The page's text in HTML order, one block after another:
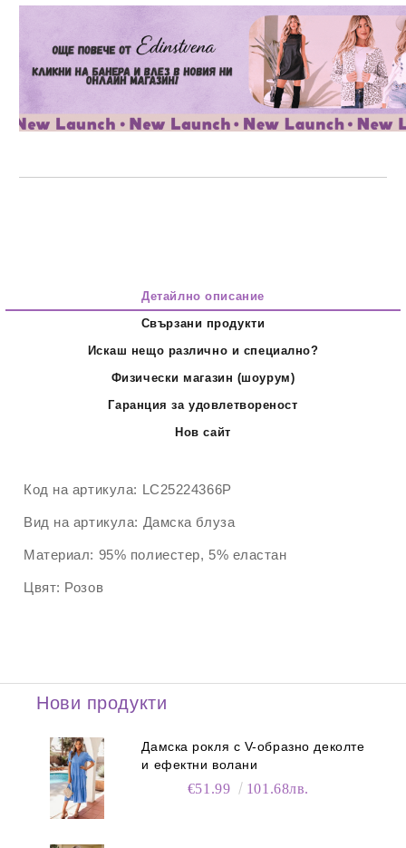
Детайлно описание
Свързани продукти
Искаш нещо различно и специално?
Физически магазин (шоурум)
Гаранция за удовлетвореност
Нов сайт
Код на артикула: LC25224366P
Вид на артикула: Дамска блуза
Материал: 95% полиестер, 5% еластан
Цвят: Розов
Нови продукти
Дамска рокля с V-образно деколте
и ефектни волани
€51.99 101.68лв.